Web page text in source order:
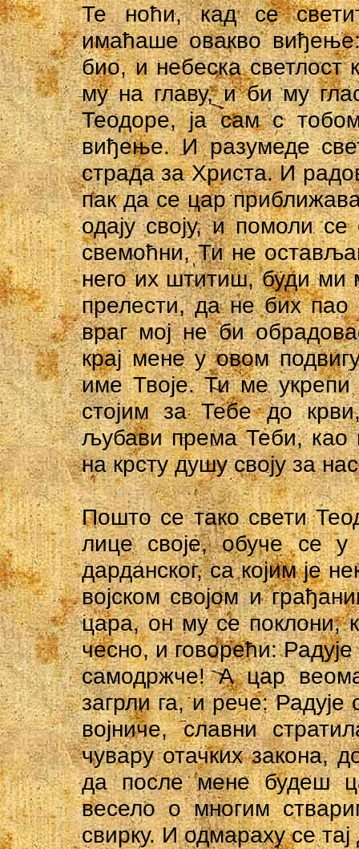
Те ноћи, кад се
имаћаше овакво виђење:
био, и небеска светлост
му на главу, и би му
Теодоре, ја сам с
виђење. И разумеде
страда за Христа. И
пак да се цар
одају своју, и помоли
свемоћни, Ти не
него их штитиш, буди ми
прелести, да не бих
враг мој не би
крај мене у овом
име Твоје. Ти ме
стојим за Тебе до
љубави према Теби,
на крсту душу своју за
Пошто се тако свети
лице своје, обуче се у
дарданског, са којим је
војском својом и
цара, он му се поклони,
чесно, и говорећи:
самодржче! А цар
загрли га, и рече:
војниче, славни
чувару отачких закона,
да после мене будеш
весело о многим
свирку. И одмараху се